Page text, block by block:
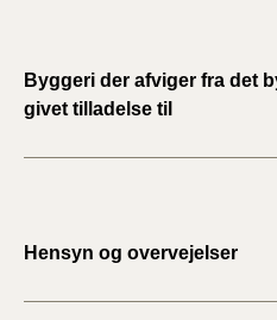
Byggeri der afviger fra det
givet tilladelse til
Hensyn og overvejelser